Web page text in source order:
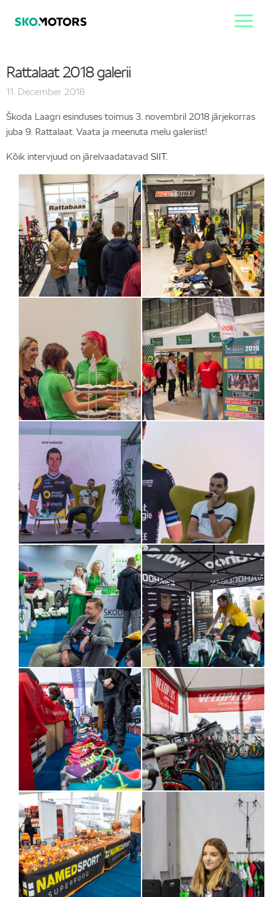
Rattalaat 2018 galerii
11. December 2018
Škoda Laagri esinduses toimus 3. novembril 2018 järjekorras
juba 9. Rattalaat. Vaata ja meenuta melu galeriist!
Kõik intervjuud on järelvaadatavad SIIT.